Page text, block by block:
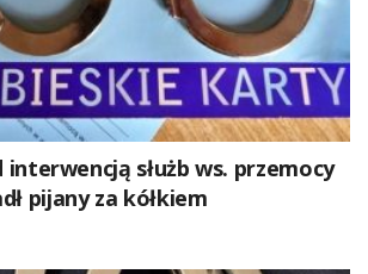
interwencją służb ws. przemocy
pijany za kółkiem